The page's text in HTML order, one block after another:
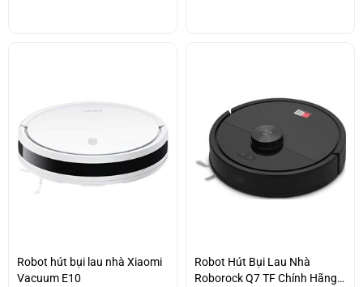
Robot hút bụi lau nhà Xiaomi
Vacuum E10
Robot Hút Bụi Lau Nhà
Roborock Q7 TF Chính Hãng